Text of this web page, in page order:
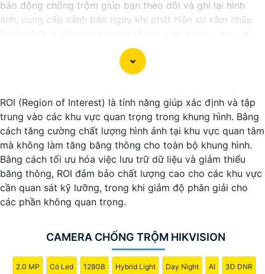
báo động chống trộm giúp bạn theo dõi và ghi lại hình
ảnh, cung cấp cảnh báo ngay khi phát hiện sự xâm nhập
Nếu bạn quan tâm đến việc lắp đặt Camera Báo Động
Chống Trộm, bạn có thể liên hệ với các công ty cung cấp
dịch vụ lắp đặt camera hoặc công ty an ninh chuyên
phẩm camera báo động trên thị trường và tự lắp đặt nếu
bạn muốn.
Nếu bạn cần thêm thông tin hoặc muốn để lại thông tin
liên lạc, Từng công trình có thể giúp bạn tìm kiếm các dịch
vụ liên quan đến lắp đặt Camera Báo Động Chống Trộm.
ROI (Region of Interest) là tính năng giúp xác định và tập
trung vào các khu vực quan trọng trong khung hình. Bằng
cách tăng cường chất lượng hình ảnh tại khu vực quan tâm
mà không làm tăng băng thông cho toàn bộ khung hình.
Bằng cách tối ưu hóa việc lưu trữ dữ liệu và giảm thiểu
băng thông, ROI đảm bảo chất lượng cao cho các khu vực
cần quan sát kỹ lưỡng, trong khi giảm độ phân giải cho
các phần không quan trọng.
CAMERA CHỐNG TRỘM HIKVISION
2.0 MP Có Led 128GB Hybrid Light Day Night AI 3D DNR